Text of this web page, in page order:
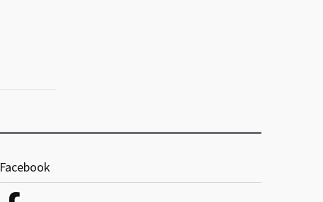
Facebook